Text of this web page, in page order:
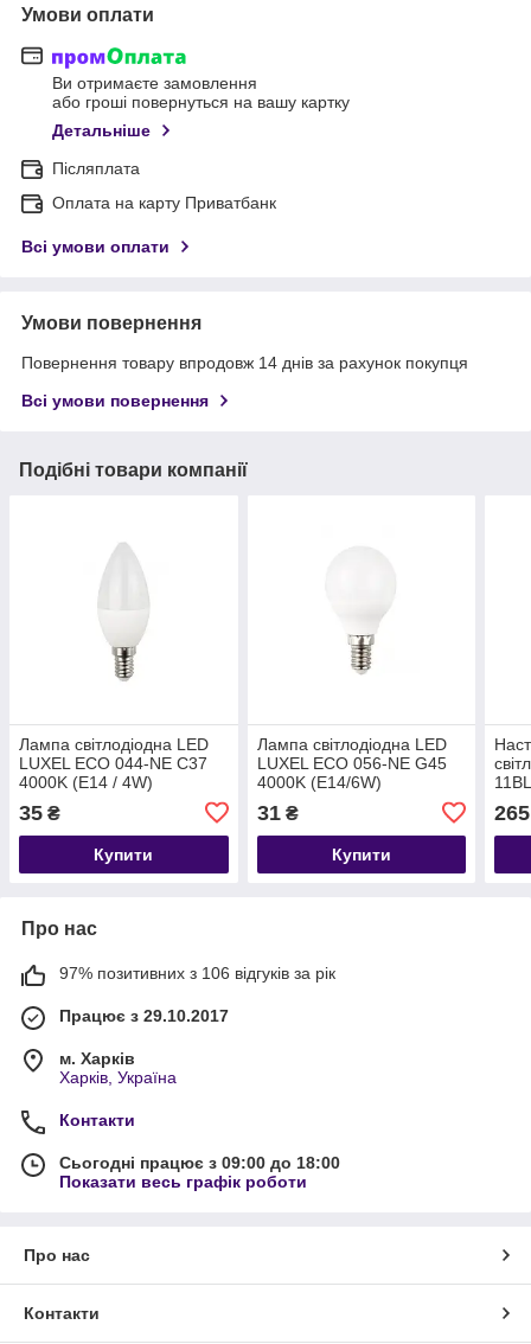
Умови оплати
Ви отримаєте замовлення
або гроші повернуться на вашу картку
Детальніше
Післяплата
Оплата на карту Приватбанк
Всі умови оплати
Умови повернення
Повернення товару впродовж 14 днів за рахунок покупця
Всі умови повернення
Подібні товари компанії
Лампа світлодіодна LED
LUXEL ECO 044-NE C37
4000K (E14 / 4W)
35 ₴
Купити
Лампа світлодіодна LED
LUXEL ECO 056-NE G45
4000K (E14/6W)
31₴
Купити
265
Про нас
97% позитивних з 106 відгуків за рік
Працює з 29.10.2017
м. Харків
Харків, Україна
Контакти
Сьогодні працює з 09:00 до 18:00
Показати весь графік роботи
Про нас
Контакти